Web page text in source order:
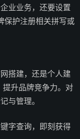
业业务，还要设置
保护注册相关拼写或
搭建，还是个人建
升品牌竞争力。对
与管理。
字查询，即刻获得